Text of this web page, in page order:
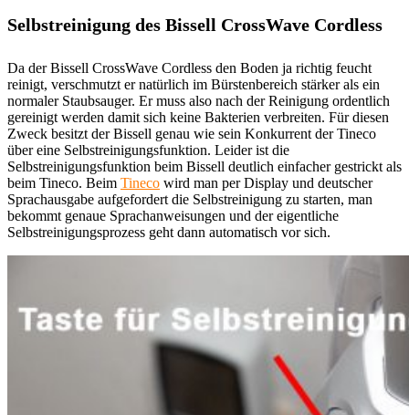
Selbstreinigung des Bissell CrossWave Cordless
Da der Bissell CrossWave Cordless den Boden ja richtig feucht
reinigt, verschmutzt er natürlich im Bürstenbereich stärker als ein
normaler Staubsauger. Er muss also nach der Reinigung ordentlich
gereinigt werden damit sich keine Bakterien verbreiten. Für diesen
Zweck besitzt der Bissell genau wie sein Konkurrent der Tineco
über eine Selbstreinigungsfunktion. Leider ist die
Selbstreinigungsfunktion beim Bissell deutlich einfacher gestrickt als
beim Tineco. Beim Tineco wird man per Display und deutscher
Sprachausgabe aufgefordert die Selbstreinigung zu starten, man
bekommt genaue Sprachanweisungen und der eigentliche
Selbstreinigungsprozess geht dann automatisch vor sich.